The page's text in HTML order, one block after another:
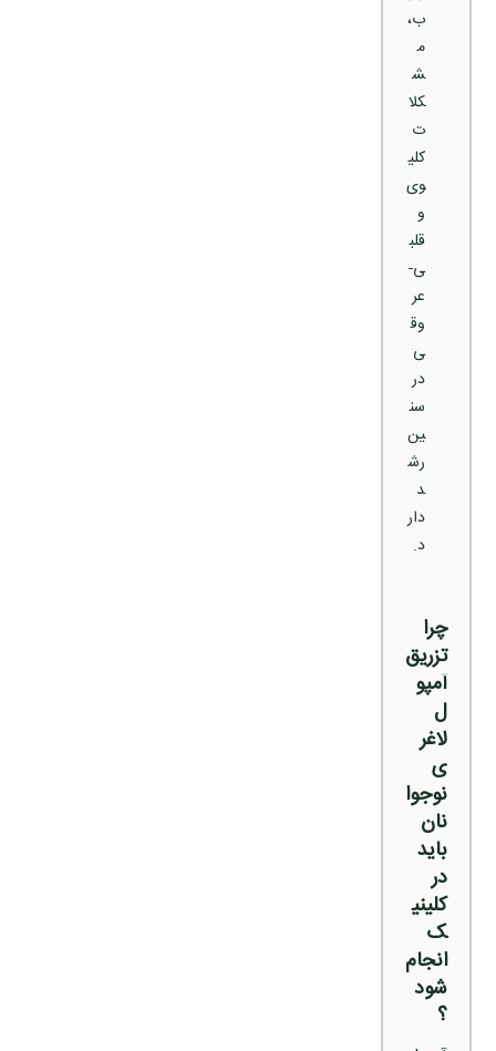
ب،
م
ش
کلا
ت
کلی
وی
و
قلب
ی-
عر
وق
ی
در
سن
ین
رش
د
دار
د.
چرا
تزریق
آمپو
ل
لاغر
ی
نوجوا
نان
باید
در
کلینی
ک
انجام
شود
؟